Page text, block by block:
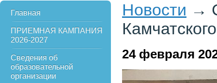
Главная
ПРИЕМНАЯ КАМПАНИЯ
2026-2027
Сведения об
образовательной
организации
Новости →
24февраля